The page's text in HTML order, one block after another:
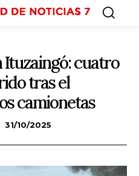
cuatro
tras el
camionetas
31/10/2025